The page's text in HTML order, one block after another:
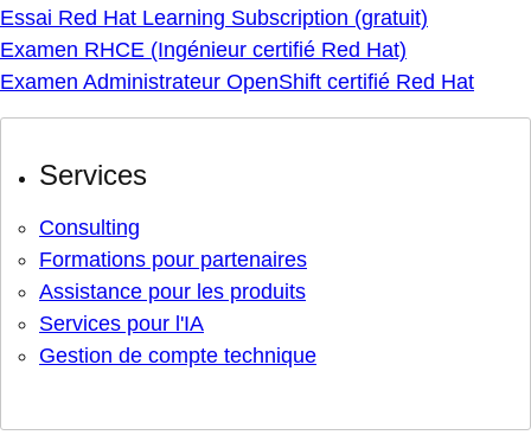
Essai Red Hat Learning Subscription (gratuit)
Examen RHCE (Ingénieur certifié Red Hat)
Examen Administrateur OpenShift certifié Red Hat
Services
Consulting
Formations pour partenaires
Assistance pour les produits
Services pour l'IA
Gestion de compte technique